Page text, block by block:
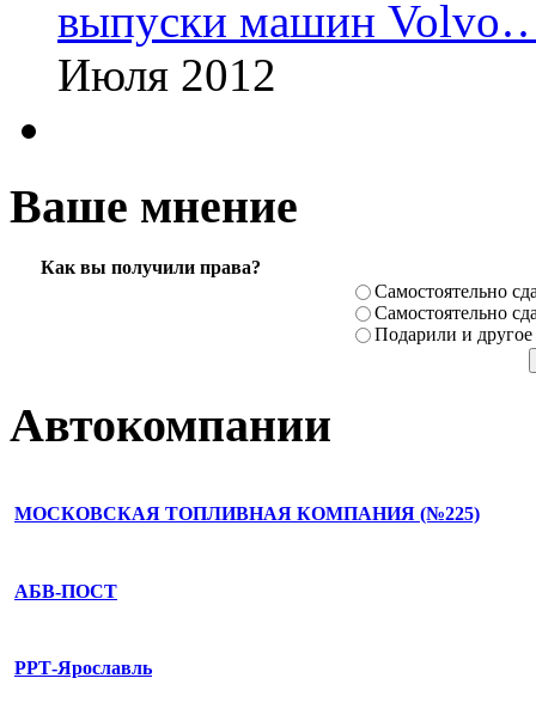
выпуски машин
Июля 2012
Ваше мнение
Как вы получили права?
Самостоя­тельно
Самостоя­тельно
Подарили­ и другое
Автокомпании
МОСКОВСКАЯ ТОПЛИВНАЯ КОМПАНИЯ (№225)
АБВ-ПОСТ
РРТ-Ярославль